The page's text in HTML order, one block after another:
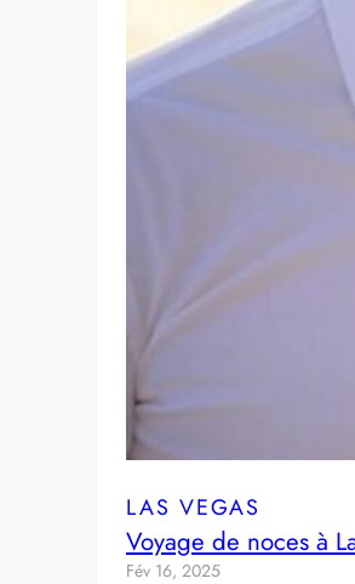
LAS VEGAS
Voyage de noces à
Fév 16, 2025